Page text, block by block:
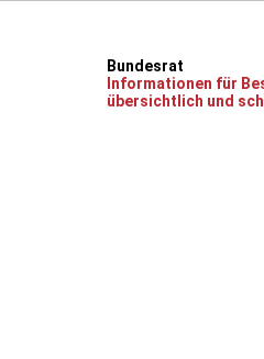
Bundesrat
Informationen für
übersichtlich und